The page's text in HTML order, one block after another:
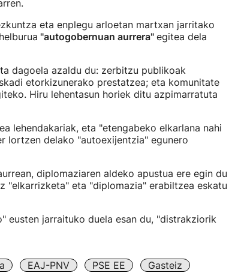
eta enplegu arloetan martxan jarritako
"autogobernuan aurrera" egitea dela
dagoela azaldu du: zerbitzu publikoak
etorkizunerako prestatzea; eta komunitate
Hiru lehentasun horiek ditu azpimarratuta
lehendakariak, eta "etengabeko elkarlana nahi
lortzen delako "autoexijentzia" egunero
diplomaziaren aldeko apustua ere egin du
"elkarrizketa" eta "diplomazia" erabiltzea eskatu
eusten jarraituko duela esan du, "distrakziorik
EAJ-PNV PSE EE
Gasteiz